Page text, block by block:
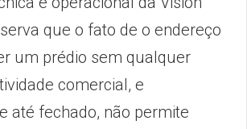
que o fato de o endereço
um prédio sem qualquer
comercial, e
até fechado, não permite